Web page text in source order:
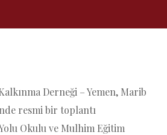
Derneği – Yemen, Marib
resmi bir toplantı
Okulu ve Mulhim Eğitim